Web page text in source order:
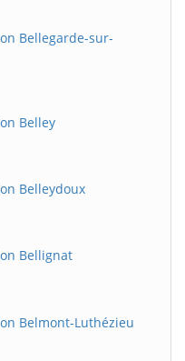
Bellegarde-sur-
Belley
Belleydoux
Bellignat
Belmont-Luthézieu